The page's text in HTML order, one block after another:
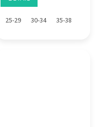
25-29 30-34 35-38